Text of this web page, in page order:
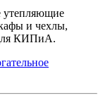
утепляющие
и чехлы,
КИПиА.